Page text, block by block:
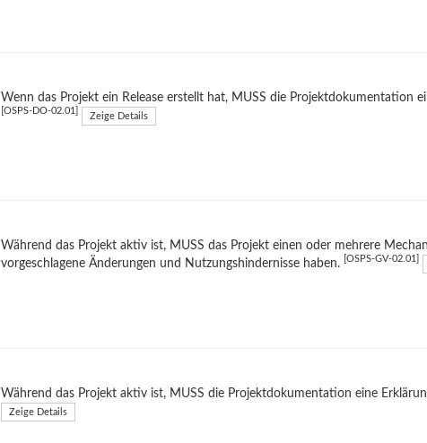
Wenn das Projekt ein Release erstellt hat, MUSS die Projektdokumentation
[OSPS-DO-02.01] Zeige Details
Während das Projekt aktiv ist, MUSS das Projekt einen oder mehrere
vorgeschlagene Änderungen und Nutzungshindernisse haben.
[OSPS-GV-02.01]
Während das Projekt aktiv ist, MUSS die Projektdokumentation eine
Zeige Details